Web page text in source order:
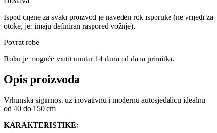
Ispod cijene za svaki proizvod je naveden rok isporuke (ne vrijedi za
otoke, jer imaju definiran raspored vožnje).
Povrat robe
Robu je moguće vratit unutar 14 dana od dana primitka.
Opis proizvoda
Vrhunska sigurnost uz inovativnu i modernu autosjedalicu idealnu
od 40 do 150 cm
KARAKTERISTIKE: